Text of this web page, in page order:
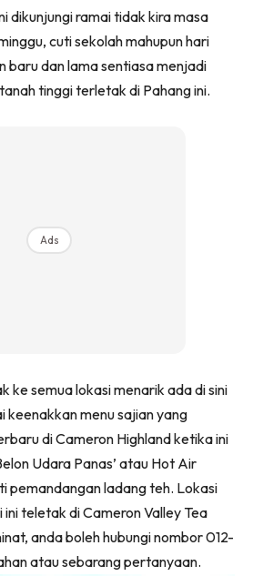
dikunjungi ramai tidak kira masa
cuti sekolah mahupun hari
baru dan lama sentiasa menjadi
tinggi terletak di Pahang ini.
Ads
ke semua lokasi menarik ada di sini
keenakkan menu sajian yang
di Cameron Highland ketika ini
Udara Panas’ atau Hot Air
pemandangan ladang teh. Lokasi
teletak di Cameron Valley Tea
anda boleh hubungi nombor 012-
atau sebarang pertanyaan.